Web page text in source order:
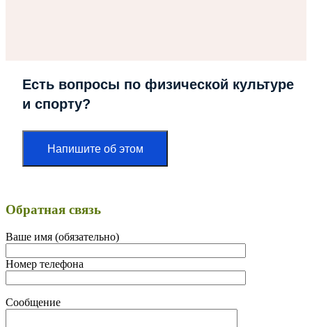
Есть вопросы по физической культуре
и спорту?
Напишите об этом
Обратная связь
Ваше имя (обязательно)
Номер телефона
Сообщение